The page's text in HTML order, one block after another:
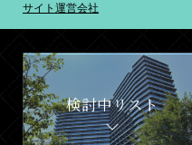
サイト運営会社
検討中リスト